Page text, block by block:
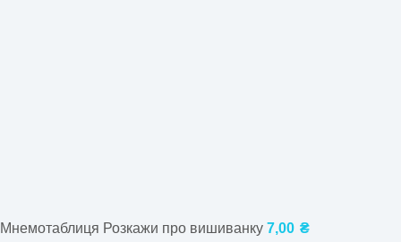
Мнемотаблиця Розкажи про вишиванку 7,00 ₴